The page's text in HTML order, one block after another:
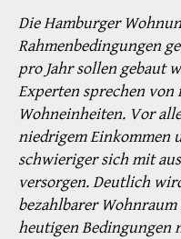
Die Hamburger
Rahmenbedingungen
pro Jahr sollen gebaut
Experten sprechen von
Wohneinheiten. Vor
niedrigem Einkommen
schwieriger sich mit
versorgen. Deutlich
bezahlbarer
heutigen Bedingungen